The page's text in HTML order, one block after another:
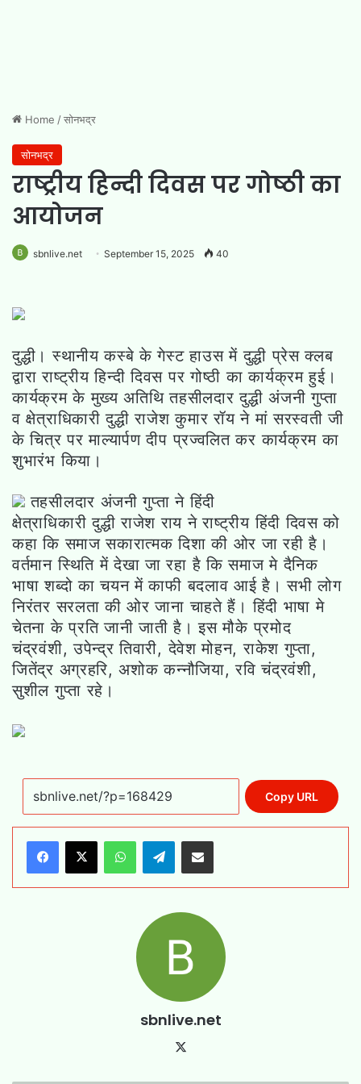
Home /सोनभद्र
सोनभद्र
राष्ट्रीय हिन्दी दिवस पर गोष्ठी का
आयोजन
sbnlive.net September 15, 2025 40
दुद्धी। स्थानीय कस्बे के गेस्ट हाउस में दुद्धी प्रेस क्लब
द्वारा राष्ट्रीय हिन्दी दिवस पर गोष्ठी का कार्यक्रम हुई।
कार्यक्रम के मुख्य अतिथि तहसीलदार दुद्धी अंजनी गुप्ता
व क्षेत्राधिकारी दुद्धी राजेश कुमार रॉय ने मां सरस्वती जी
के चित्र पर माल्यार्पण दीप प्रज्वलित कर कार्यक्रम का
शुभारंभ किया।
तहसीलदार अंजनी गुप्ता ने हिंदी
क्षेत्राधिकारी दुद्धी राजेश राय ने राष्ट्रीय हिंदी दिवस को
कहा कि समाज सकारात्मक दिशा की ओर जा रही है।
वर्तमान स्थिति में देखा जा रहा है कि समाज मे दैनिक
भाषा शब्दो का चयन में काफी बदलाव आई है। सभी लोग
निरंतर सरलता की ओर जाना चाहते हैं। हिंदी भाषा मे
चेतना के प्रति जानी जाती है। इस मौके प्रमोद
चंद्रवंशी, उपेन्द्र तिवारी, देवेश मोहन, राकेश गुप्ता,
जितेंद्र अग्रहरि, अशोक कन्नौजिया, रवि चंद्रवंशी,
सुशील गुप्ता रहे।
Copy URL
WhatsAppTelegramShare via Email
sbnlive.net